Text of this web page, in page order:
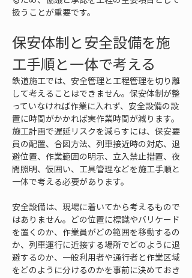
扱うことが重要です。
保安体制と安全設備を施
工手順と一体で考える
鉄道施工では、安全管理と工程管理を切り離
して考えることはできません。保安体制が整
っていなければ作業に入れず、安全設備の設
置に時間がかかれば実作業時間が減ります。
施工計画で遅延リスクを減らすには、保安要
員の配置、合図方法、列車接近時の対応、退
避位置、作業範囲の明示、立入禁止措置、夜
間照明、仮囲い、工具管理などを施工手順と
一体で考える必要があります。
安全設備は、現場に着いてから考えるもので
はありません。どの位置に標識やバリケード
を置くのか、作業員がどの範囲を移動するの
か、列車運行に近接する場所でどのように退
避するのか、一般利用者や通行者と作業区域
をどのように分けるのかを事前に決めておき